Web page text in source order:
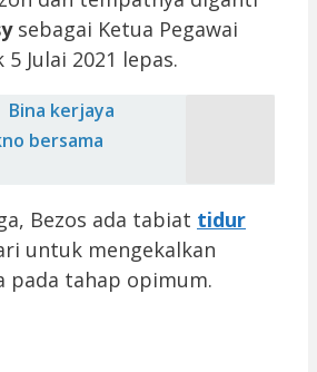
sebagai Ketua Pegawai
Julai 2021 lepas.
Bina kerjaya
bersama
Bezos ada tabiat tidur
untuk mengekalkan
pada tahap opimum.